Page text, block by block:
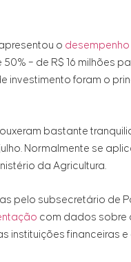
o desempenho
50% – de R$ 16 milhões
investimento foram o
bastante
Normalmente se
da Agricultura.
pelo subsecretário de
com dados sobre
instituições financeiras